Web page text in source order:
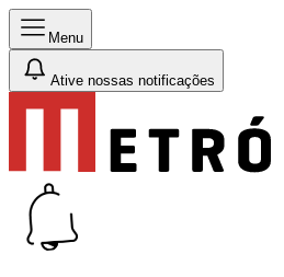
Menu
Ative nossas notificações